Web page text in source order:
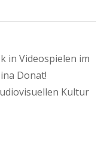
in Videospielen im
Donat!
Kultur